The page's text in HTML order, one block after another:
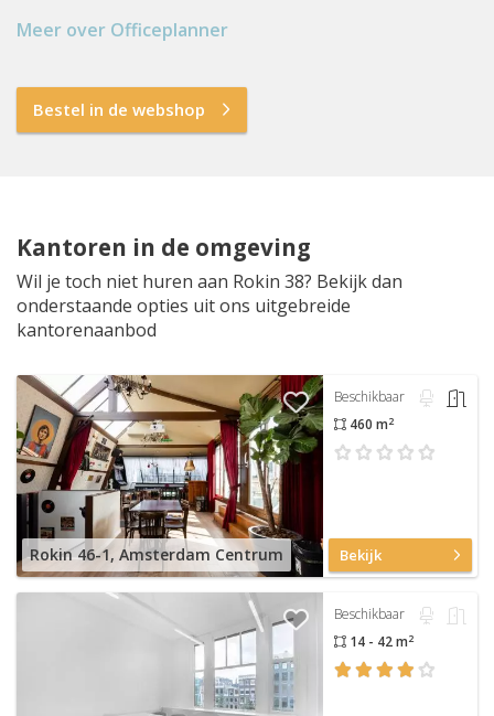
Meer over Officeplanner
Bestel in de webshop
Kantoren in de omgeving
Wil je toch niet huren aan Rokin 38? Bekijk dan
onderstaande opties uit ons uitgebreide
kantorenaanbod
Rokin 46-1, Amsterdam Centrum
Beschikbaar
460 m2
Bekijk
Beschikbaar
14 - 42 m2